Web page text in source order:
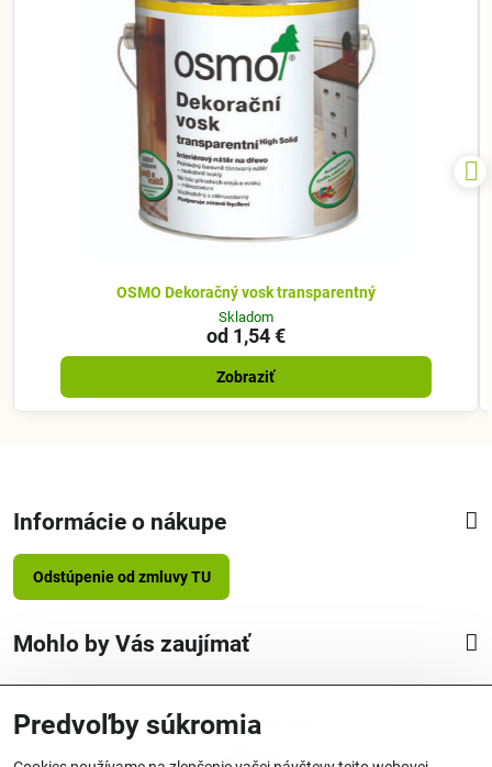
OSMO Dekoračný vosk transparentný
Skladom
od 1,54 €
Zobraziť
Informácie o nákupe
Odstúpenie od zmluvy TU
Mohlo by Vás zaujímať
Vyrobené v Nemecku
Predvoľby súkromia